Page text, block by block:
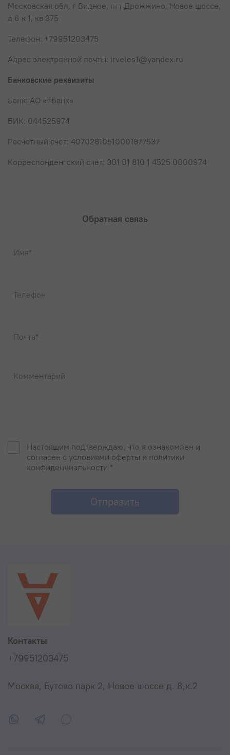
Московская обл, г Видное, пгт Дрожжино, Новое шоссе,
д 6 к 1, кв 375
Телефон: +79951203475
Адрес электронной почты: irveles1@yandex.ru
Банковские реквизиты
Банк: АО «ТБанк»
БИК: 044525974
Расчетный счет: 40702810510001877537
Корреспондентский счет: 301 01 810 1 4525 0000974
Обратная связь
Настоящим подтверждаю, что я ознакомлен и
согласен с условиями оферты и политики
конфиденциальности *
Отправить
Контакты
+79951203475
Москва, Бутово парк 2, Новое шоссе д. 8,к.2